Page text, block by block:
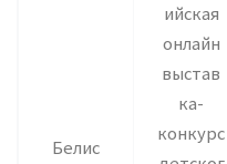
Белис
ийская
онлайн
выстав
ка-
конкурс